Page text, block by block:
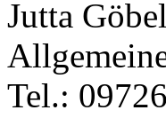
Jutta
Tel.: